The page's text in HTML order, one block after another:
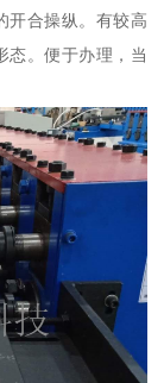
开合操纵。有较高
态。便于办理，当